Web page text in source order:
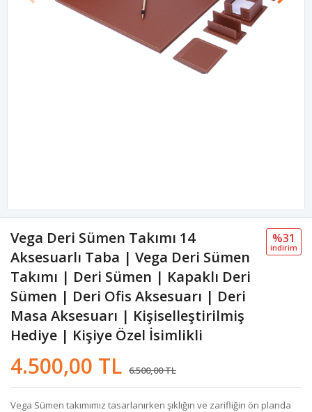
Vega Deri Sümen Takımı 14
Aksesuarlı Taba | Vega Deri Sümen
Takımı | Deri Sümen | Kapaklı Deri
Sümen | Deri Ofis Aksesuarı | Deri
Masa Aksesuarı | Kişiselleştirilmiş
Hediye | Kişiye Özel İsimlikli
4.500,00 TL 6.500,00 TL
%31
i̇ndi̇ri̇m
Vega Sümen takımımız tasarlanırken şıklığın ve zarifliğin ön planda